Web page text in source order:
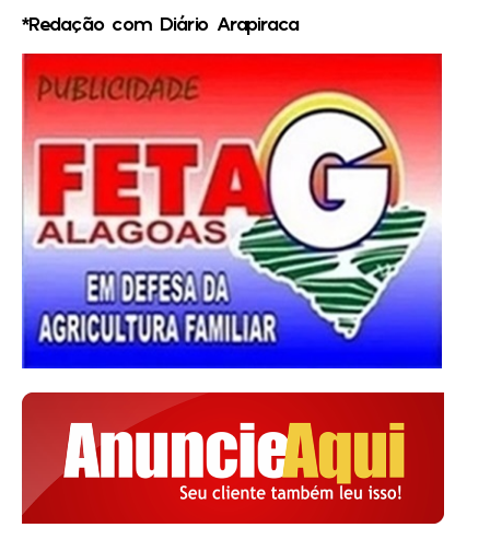
*Redação com Diário Arapiraca